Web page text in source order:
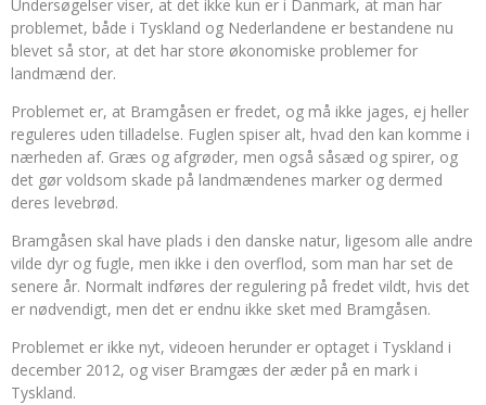
Undersøgelser viser, at det ikke kun er i Danmark, at man har
problemet, både i Tyskland og Nederlandene er bestandene nu
blevet så stor, at det har store økonomiske problemer for
landmænd der.
Problemet er, at Bramgåsen er fredet, og må ikke jages, ej heller
reguleres uden tilladelse. Fuglen spiser alt, hvad den kan komme i
nærheden af. Græs og afgrøder, men også såsæd og spirer, og
det gør voldsom skade på landmændenes marker og dermed
deres levebrød.
Bramgåsen skal have plads i den danske natur, ligesom alle andre
vilde dyr og fugle, men ikke i den overflod, som man har set de
senere år. Normalt indføres der regulering på fredet vildt, hvis det
er nødvendigt, men det er endnu ikke sket med Bramgåsen.
Problemet er ikke nyt, videoen herunder er optaget i Tyskland i
december 2012, og viser Bramgæs der æder på en mark i
Tyskland.